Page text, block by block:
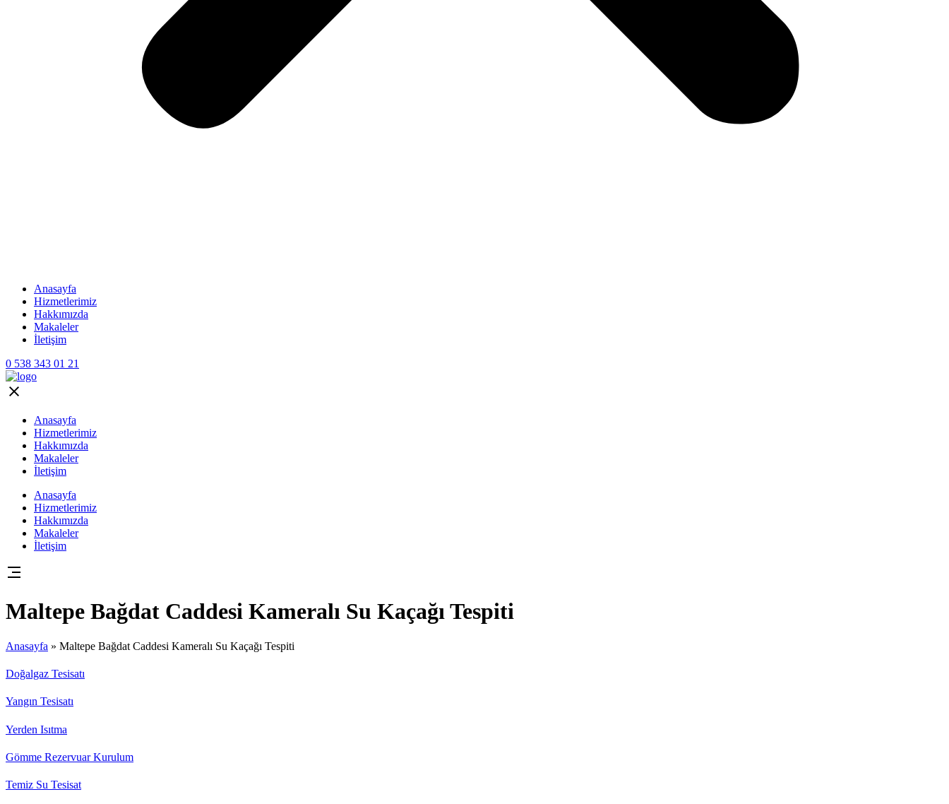
Anasayfa
Hizmetlerimiz
Hakkımızda
Makaleler
İletişim
0 538 343 01 21
Anasayfa
Hizmetlerimiz
Hakkımızda
Makaleler
İletişim
Anasayfa
Hizmetlerimiz
Hakkımızda
Makaleler
İletişim
Maltepe Bağdat Caddesi Kameralı Su Kaçağı Tespiti
Anasayfa » Maltepe Bağdat Caddesi Kameralı Su Kaçağı Tespiti
Doğalgaz Tesisatı
Yangın Tesisatı
Yerden Isıtma
Gömme Rezervuar Kurulum
Temiz Su Tesisat